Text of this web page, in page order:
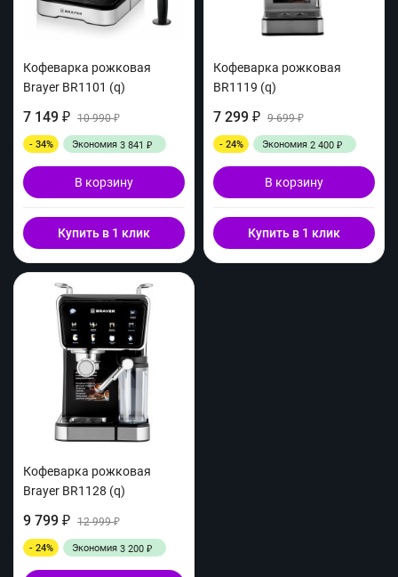
Кофеварка рожковая
Brayer BR1101 (q)
7 149 ₽ 10 990₽
- 34% Экономия 3 841 ₽
В корзину
Купить в 1 клик
Кофеварка рожковая
BR1119 (q)
7 299 ₽ 9 699₽
- 24% Экономия 2 400 ₽
В корзину
Купить в 1 клик
Кофеварка рожковая
Brayer BR1128 (q)
9 799 ₽ 12 999₽
- 24% Экономия 3 200 ₽